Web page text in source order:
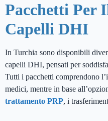
Pacchetti Per
Capelli DHI
In Turchia sono disponibili
capelli DHI, pensati per
Tutti i pacchetti comprendono
medici, mentre in base
trattamento PRP, i